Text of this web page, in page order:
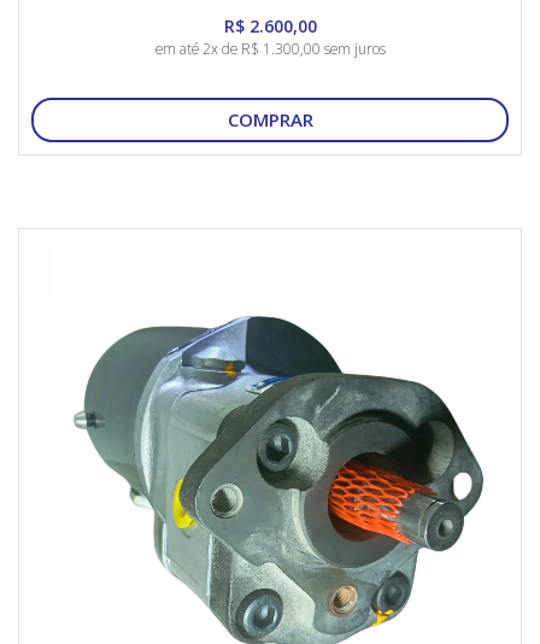
R$ 2.600,00
em até 2x de R$ 1.300,00 sem juros
COMPRAR